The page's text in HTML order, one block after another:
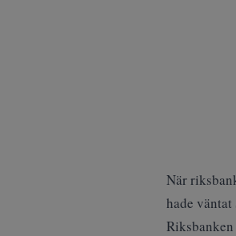
När
hade väntat